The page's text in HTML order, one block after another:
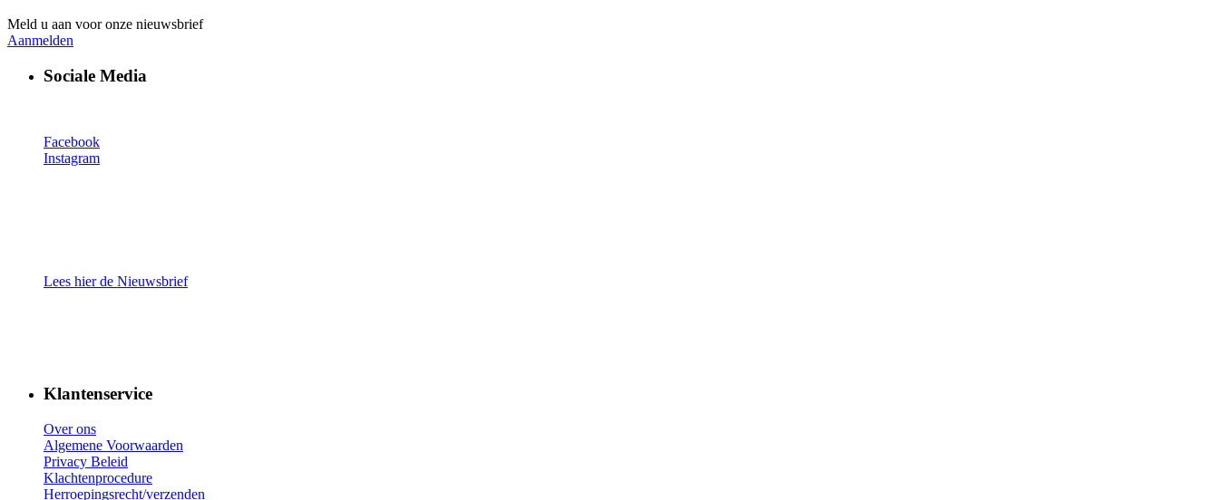
Meld u aan voor onze nieuwsbrief
Aanmelden
Sociale Media
Facebook
Instagram
Lees hier de Nieuwsbrief
Klantenservice
Over ons
Algemene Voorwaarden
Privacy Beleid
Klachtenprocedure
Herroepingsrecht/verzenden